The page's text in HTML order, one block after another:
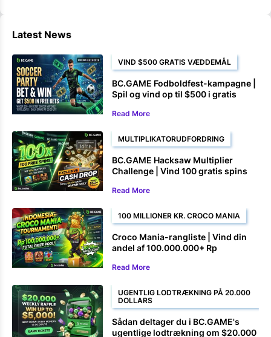
Latest News
VIND $500 GRATIS VÆDDEMÅL
BC.GAME Fodboldfest-kampagne |
Spil og vind op til $500 i gratis
Read More
MULTIPLIKATORUDFORDRING
BC.GAME Hacksaw Multiplier
Challenge | Vind 100 gratis spins
Read More
100 MILLIONER KR. CROCO MANIA
Croco Mania-rangliste | Vind din
andel af 100.000.000+ Rp
Read More
UGENTLIG LODTRÆKNING PÅ 20.000
DOLLARS
Sådan deltager du i BC.GAME's
ugentlige lodtrækning om $20.000